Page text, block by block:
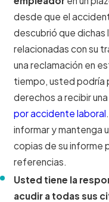
desde que el
descubrió que dichas
relacionadas con su
una reclamación en
tiempo, usted podría
derechos a recibir
por accidente laboral
informar y mantenga
copias de su informe
referencias.
Usted tiene la
acudir a todas sus